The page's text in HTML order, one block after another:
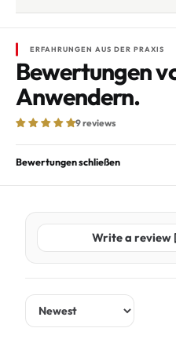
ERFAHRUNGEN AUS DER PRAXIS
Bewertungen
Anwendern.
9 reviews
Bewertungen schließen
Write a review
Sort by